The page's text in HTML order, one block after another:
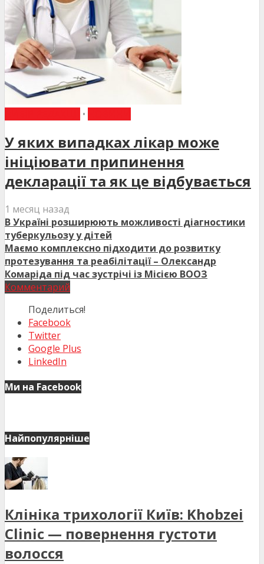
•
У яких випадках лікар може
ініціювати припинення
декларації та як це відбувається
1 месяц назад
В Україні розширюють можливості діагностики
туберкульозу у дітей
Маємо комплексно підходити до розвитку
протезування та реабілітації – Олександр
Комаріда під час зустрічі із Місією ВООЗ
Комментарий
Поделиться!
Facebook
Twitter
Google Plus
LinkedIn
Ми на Facebook
Найпопулярніше
Клініка трихології Київ: Khobzei
Clinic — повернення густоти
волосся